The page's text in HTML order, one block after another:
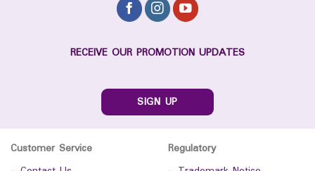
RECEIVE OUR PROMOTION UPDATES
SIGN UP
Customer Service
Regulatory